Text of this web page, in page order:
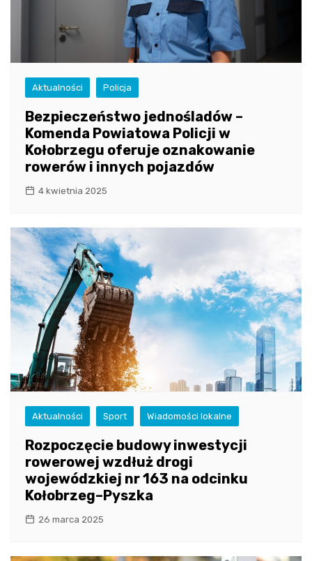
Aktualności Policja
Bezpieczeństwo jednośladów –
Komenda Powiatowa Policji w
Kołobrzegu oferuje oznakowanie
rowerów i innych pojazdów
4 kwietnia 2025
Aktualności Sport Wiadomości lokalne
Rozpoczęcie budowy inwestycji
rowerowej wzdłuż drogi
wojewódzkiej nr 163 na odcinku
Kołobrzeg–Pyszka
26 marca 2025